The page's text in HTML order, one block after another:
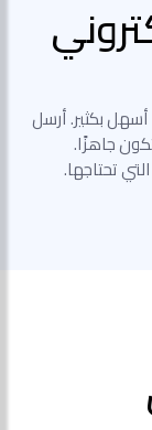
أسهل بكثير. أرسل
جاهزًا.
تحتاجها.